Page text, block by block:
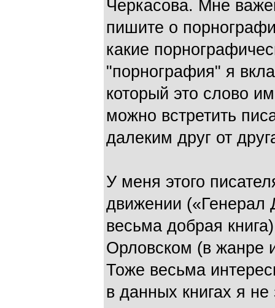
Черкасова. Мне
пишите о
какие
"порнография" я
который это слово
можно встретить
далеким друг от
У меня этого
движении («Генерал
весьма добрая
Орловском (в жанре
Тоже весьма
в данных книгах я не